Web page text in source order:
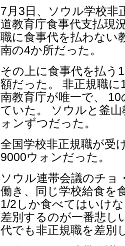
7月3日、ソウル学校非
道教育庁食事代支払現
職に食事代を払わない
南の4か所だった。
その上に食事代を払う
額だった。 非正規職
南教育庁が唯一で、
ていた。 ソウルと釜
ォンずつだった。
全国学校非正規職が受
9000ウォンだった。
ソウル連帯会議のチョ
働き、同じ学校給食を
1/2しか食べてはいけ
差別するのが一番悲し
代でも非正規職を差別